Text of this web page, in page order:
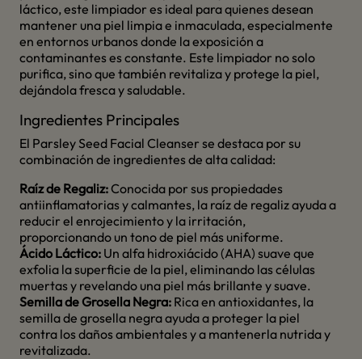
láctico, este limpiador es ideal para quienes desean
mantener una piel limpia e inmaculada, especialmente
en entornos urbanos donde la exposición a
contaminantes es constante. Este limpiador no solo
purifica, sino que también revitaliza y protege la piel,
dejándola fresca y saludable.
Ingredientes Principales
El Parsley Seed Facial Cleanser se destaca por su
combinación de ingredientes de alta calidad:
Raíz de Regaliz:Conocida por sus propiedades
antiinflamatorias y calmantes, la raíz de regaliz ayuda a
reducir el enrojecimiento y la irritación,
proporcionando un tono de piel más uniforme.
Ácido Láctico: Un alfa hidroxiácido (AHA) suave que
exfolia la superficie de la piel, eliminando las células
muertas y revelando una piel más brillante y suave.
Semilla de Grosella Negra: Rica en antioxidantes, la
semilla de grosella negra ayuda a proteger la piel
contra los daños ambientales y a mantenerla nutrida y
revitalizada.